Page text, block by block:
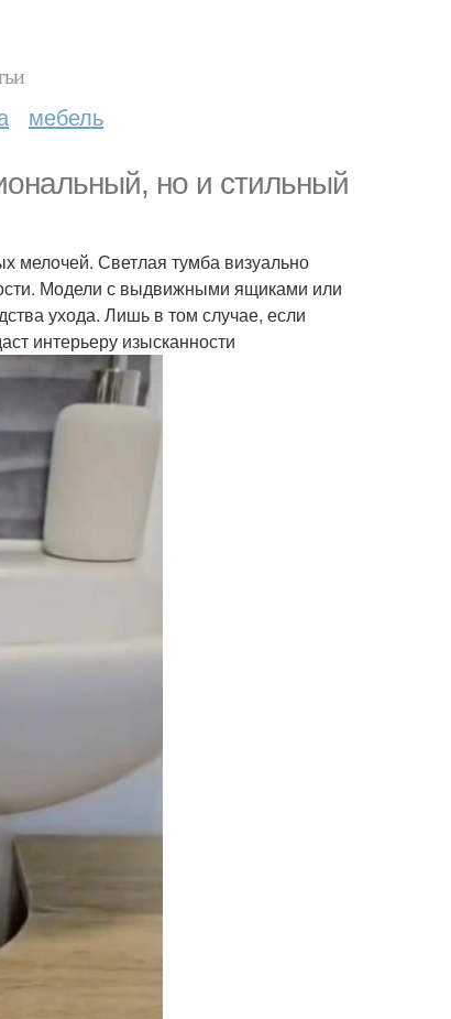
мебель
но и стильный
мелочей. Светлая тумба визуально
Модели с выдвижными ящиками или
ухода. Лишь в том случае, если
интерьеру изысканности